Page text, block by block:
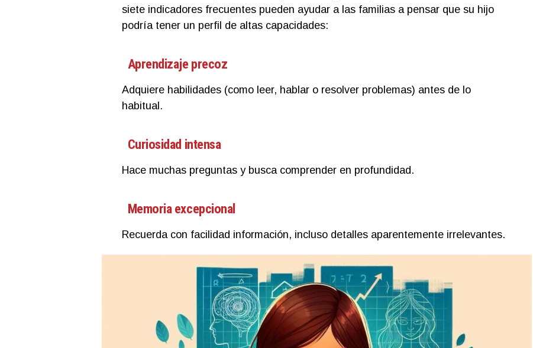
siete indicadores frecuentes pueden ayudar a las familias a pensar que su hijo
podría tener un perfil de altas capacidades:
Aprendizaje precoz
Adquiere habilidades (como leer, hablar o resolver problemas) antes de lo
habitual.
Curiosidad intensa
Hace muchas preguntas y busca comprender en profundidad.
Memoria excepcional
Recuerda con facilidad información, incluso detalles aparentemente irrelevantes.